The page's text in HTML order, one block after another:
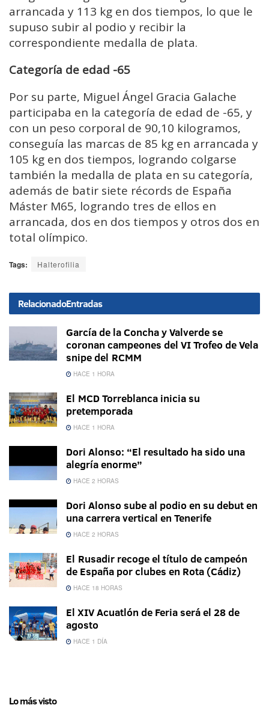
arrancada y 113 kg en dos tiempos, lo que le
supuso subir al podio y recibir la
correspondiente medalla de plata.
Categoría de edad -65
Por su parte, Miguel Ángel Gracia Galache
participaba en la categoría de edad de -65, y
con un peso corporal de 90,10 kilogramos,
conseguía las marcas de 85 kg en arrancada y
105 kg en dos tiempos, logrando colgarse
también la medalla de plata en su categoría,
además de batir siete récords de España
Máster M65, logrando tres de ellos en
arrancada, dos en dos tiempos y otros dos en
total olímpico.
Tags: Halterofilia
RelacionadoEntradas
García de la Concha y Valverde se
coronan campeones del VI Trofeo de Vela
snipe del RCMM
HACE 1 HORA
El MCD Torreblanca inicia su
pretemporada
HACE 1 HORA
Dori Alonso: “El resultado ha sido una
alegría enorme”
HACE 2 HORAS
Dori Alonso sube al podio en su debut en
una carrera vertical en Tenerife
HACE 2 HORAS
El Rusadir recoge el título de campeón
de España por clubes en Rota (Cádiz)
HACE 18 HORAS
El XIV Acuatlón de Feria será el 28 de
agosto
HACE 1 DÍA
Lo más visto